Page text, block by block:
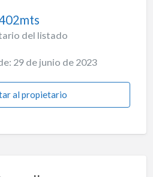
del listado
29 de junio de 2023
al propietario